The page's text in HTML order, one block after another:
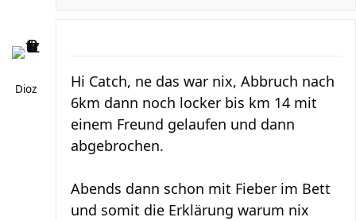
Dioz
Hi Catch, ne das war nix, Abbruch nach
6km dann noch locker bis km 14 mit
einem Freund gelaufen und dann
abgebrochen.
Abends dann schon mit Fieber im Bett
und somit die Erklärung warum nix